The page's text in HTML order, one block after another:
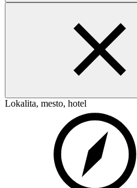
Lokalita, mesto, hotel